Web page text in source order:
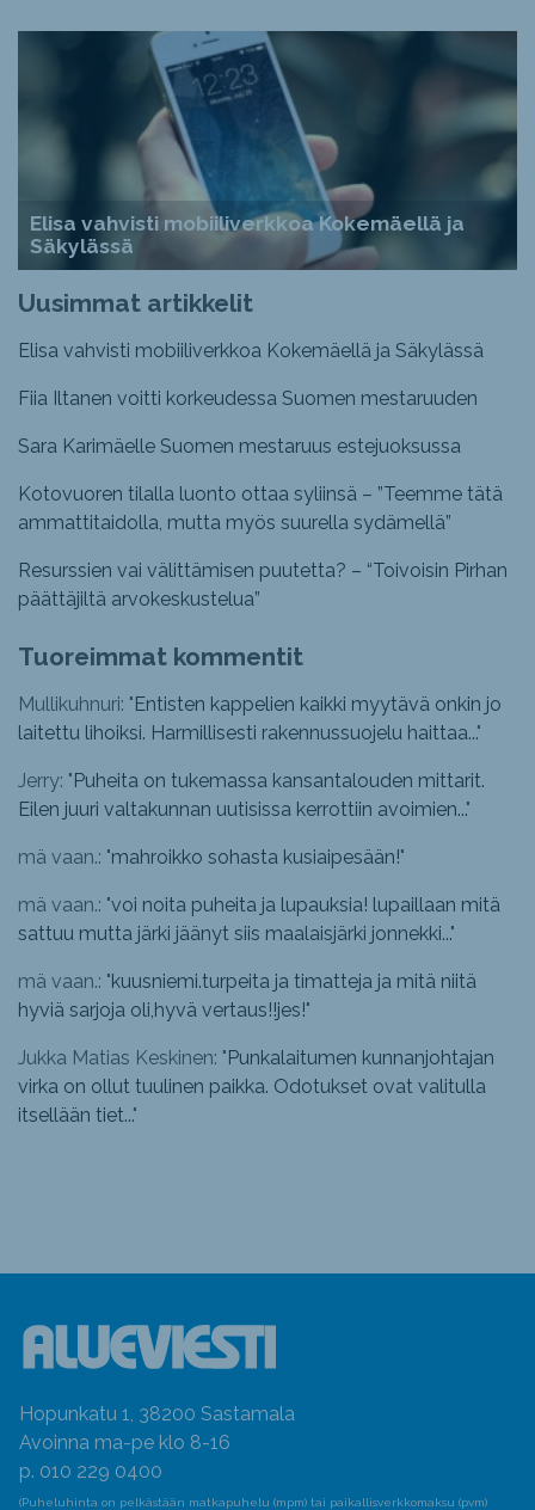
Elisa vahvisti mobiiliverkkoa Kokemäellä ja
Säkylässä
Uusimmat artikkelit
Elisa vahvisti mobiiliverkkoa Kokemäellä ja Säkylässä
Fiia Iltanen voitti korkeudessa Suomen mestaruuden
Sara Karimäelle Suomen mestaruus estejuoksussa
Kotovuoren tilalla luonto ottaa syliinsä – ”Teemme tätä
ammattitaidolla, mutta myös suurella sydämellä”
Resurssien vai välittämisen puutetta? – “Toivoisin Pirhan
päättäjiltä arvokeskustelua”
Tuoreimmat kommentit
Mullikuhnuri: "Entisten kappelien kaikki myytävä onkin jo
laitettu lihoiksi. Harmillisesti rakennussuojelu haittaa..."
Jerry: "Puheita on tukemassa kansantalouden mittarit.
Eilen juuri valtakunnan uutisissa kerrottiin avoimien..."
mä vaan.: "mahroikko sohasta kusiaipesään!"
mä vaan.: "voi noita puheita ja lupauksia! lupaillaan mitä
sattuu mutta järki jäänyt siis maalaisjärki jonnekki..."
mä vaan.: "kuusniemi.turpeita ja timatteja ja mitä niitä
hyviä sarjoja oli,hyvä vertaus!!jes!"
Jukka Matias Keskinen: "Punkalaitumen kunnanjohtajan
virka on ollut tuulinen paikka. Odotukset ovat valitulla
itsellään tiet..."
Hopunkatu 1, 38200 Sastamala
Avoinna ma-pe klo 8-16
p. 010 229 0400
(Puheluhinta on pelkästään matkapuhelu (mpm) tai paikallisverkkomaksu (pvm)